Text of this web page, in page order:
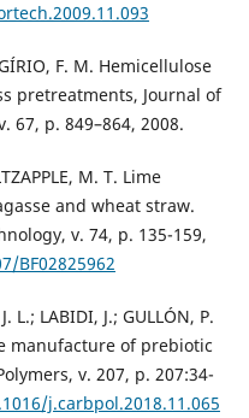
GÍRIO, F. M. Hemicellulose
pretreatments, Journal of
67, p. 849–864, 2008.
M. T. Lime
and wheat straw.
v. 74, p. 135-159,
BF02825962
L.; LABIDI, J.; GULLÓN, P.
manufacture of prebiotic
v. 207, p. 207:34-
j.carbpol.2018.11.065